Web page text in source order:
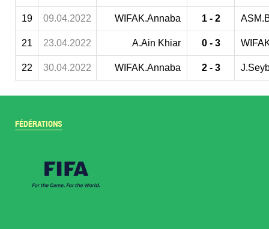
19 09.04.2022 WIFAK.Annaba 1 - 2
21 23.04.2022 A.Ain Khiar 0 - 3
22 30.04.2022 WIFAK.Annaba 2 - 3
FÉDÉRATIONS